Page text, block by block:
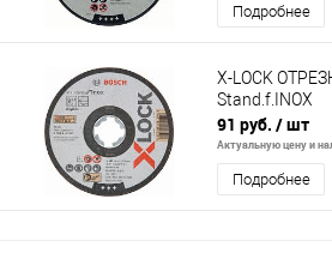
Подробнее
X-LOCK
Stand.f.INOX
91 руб. / шт
Актуальную цену и
Подробнее